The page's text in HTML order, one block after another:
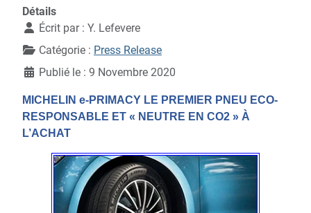
Détails
Écrit par : Y. Lefevere
Catégorie : Press Release
Publié le : 9 Novembre 2020
MICHELIN e-PRIMACY LE PREMIER PNEU ECO-
RESPONSABLE ET « NEUTRE EN CO2 » À
L’ACHAT